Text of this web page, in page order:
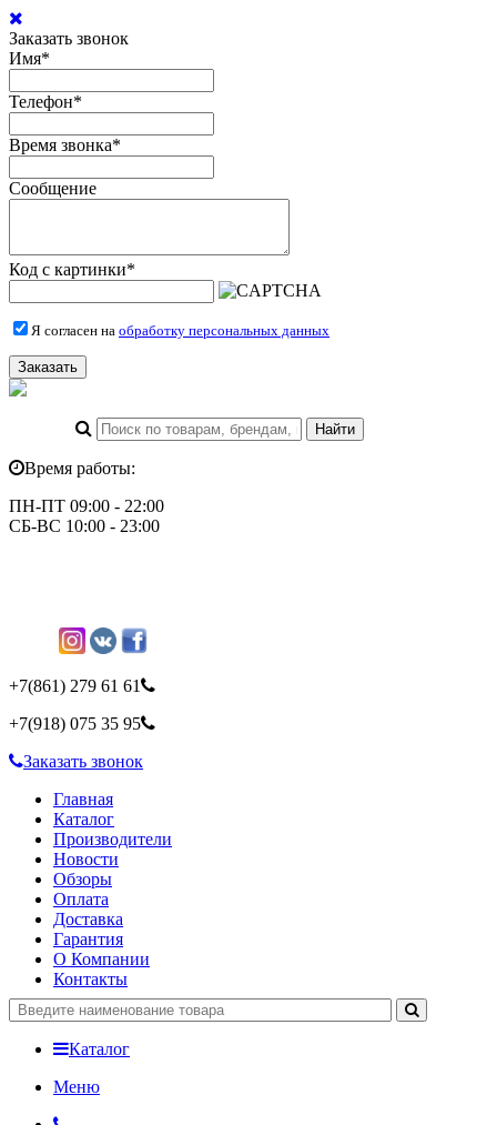
Заказать звонок
Имя*
Телефон*
Время звонка*
Сообщение
Код с картинки*
Я согласен на обработку персональных данных
Заказать
Время работы:
ПН-ПТ 09:00 - 22:00
СБ-ВС 10:00 - 23:00
+7(861) 279 61 61
+7(918) 075 35 95
Заказать звонок
Главная
Каталог
Производители
Новости
Обзоры
Оплата
Доставка
Гарантия
О Компании
Контакты
Каталог
Меню